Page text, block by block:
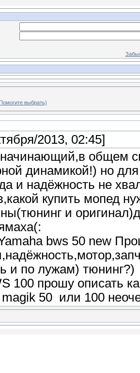
Помогите выбрать)
2013, 02:45]
общем
динамикой!) но
и надёжность не
купить мопед
и
bws 50 new
и по лужам) тюнинг?)
100 прошу описать
50 или 100